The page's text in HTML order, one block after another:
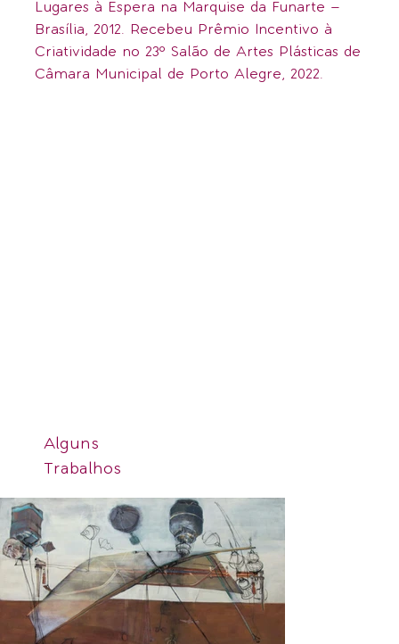
Lugares à Espera na Marquise da Funarte –
Brasília, 2012. Recebeu Prêmio Incentivo à
Criatividade no 23º Salão de Artes Plásticas de
Câmara Municipal de Porto Alegre, 2022.
Alguns
Trabalhos